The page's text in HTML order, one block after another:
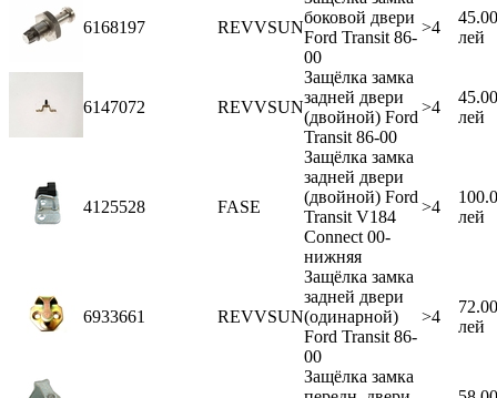
6168197 REVVSUN
боковой двери
Ford Transit 86-
00
>4
45.00
лей
6147072 REVVSUN
Защёлка замка
задней двери
(двойной) Ford
Transit 86-00
>4
45.00
лей
4125528 FASE
Защёлка замка
задней двери
(двойной) Ford
Transit V184
Connect 00-
нижняя
>4
лей
6933661 REVVSUN
Защёлка замка
задней двери
(одинарной)
Ford Transit 86-
00
>4
72.00
лей
Защёлка замка